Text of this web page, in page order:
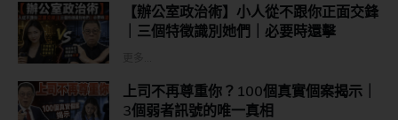
【辦公室政治術】小人從不跟你正面交鋒
｜三個特徵識別她們｜必要時還擊
上司不再尊重你？100個真實個案揭示｜
3個弱者訊號的唯一真相